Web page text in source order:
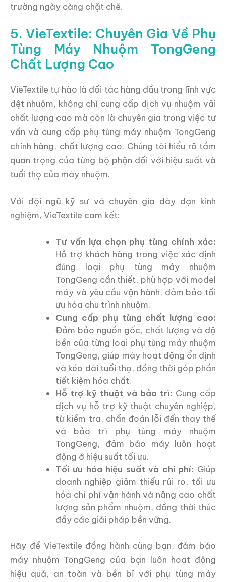
trường ngày càng chặt chẽ.
5. VieTextile: Chuyên Gia Về Phụ
Tùng Máy Nhuộm TongGeng
Chất Lượng Cao
VieTextile tự hào là đối tác hàng đầu trong lĩnh vực
dệt nhuộm, không chỉ cung cấp dịch vụ nhuộm vải
chất lượng cao mà còn là chuyên gia trong việc tư
vấn và cung cấp phụ tùng máy nhuộm TongGeng
chính hãng, chất lượng cao. Chúng tôi hiểu rõ tầm
quan trọng của từng bộ phận đối với hiệu suất và
tuổi thọ của máy nhuộm.
Với đội ngũ kỹ sư và chuyên gia dày dạn kinh
nghiệm, VieTextile cam kết:
Tư vấn lựa chọn phụ tùng chính xác:
Hỗ trợ khách hàng trong việc xác định
đúng loại phụ tùng máy nhuộm
TongGeng cần thiết, phù hợp với model
máy và yêu cầu vận hành, đảm bảo tối
ưu hóa chu trình nhuộm.
Cung cấp phụ tùng chất lượng cao:
Đảm bảo nguồn gốc, chất lượng và độ
bền của từng loại phụ tùng máy nhuộm
TongGeng, giúp máy hoạt động ổn định
và kéo dài tuổi thọ, đồng thời góp phần
tiết kiệm hóa chất.
Hỗ trợ kỹ thuật và bảo trì: Cung cấp
dịch vụ hỗ trợ kỹ thuật chuyên nghiệp,
từ kiểm tra, chẩn đoán lỗi đến thay thế
và bảo trì phụ tùng máy nhuộm
TongGeng, đảm bảo máy luôn hoạt
động ở hiệu suất tối ưu.
Tối ưu hóa hiệu suất và chi phí: Giúp
doanh nghiệp giảm thiểu rủi ro, tối ưu
hóa chi phí vận hành và nâng cao chất
lượng sản phẩm nhuộm, đồng thời thúc
đẩy các giải pháp bền vững.
Hãy để VieTextile đồng hành cùng bạn, đảm bảo
máy nhuộm TongGeng của bạn luôn hoạt động
hiệu quả, an toàn và bền bỉ với phụ tùng máy